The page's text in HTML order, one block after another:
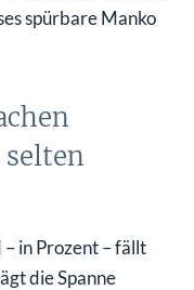
spürbare Manko
in Prozent – fällt
die Spanne